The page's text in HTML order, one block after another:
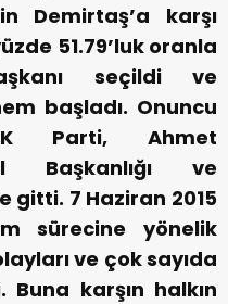
Demirtaş’a karşı
51.79’luk oranla
seçildi ve
başladı. Onuncu
Parti, Ahmet
Başkanlığı ve
gitti. 7 Haziran 2015
sürecine yönelik
ve çok sayıda
karşın halkın